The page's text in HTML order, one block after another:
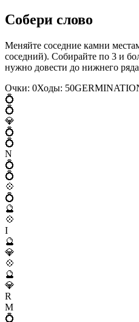
Собери слово
Меняйте соседние камни
соседний). Собирайте по 3 и
нужно довести до нижнего
Очки: 0Ходы: 50GERMINATIO
💍
💍
💎
💍
💍
N
💍
💍
💠
💍
🔮
💠
I
🔮
💎
💠
🔮
💎
R
M
💍